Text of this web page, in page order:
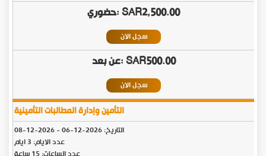
SAR2,500.00
سجل الان
SAR500.00
سجل الان
التأمين وإدارة المطالبات التأمينية
التاريخ:2026-12-06
-
2026-12-08
عدد الايام: 3 ايام